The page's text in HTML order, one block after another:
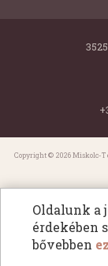
Oldalunk a
érdekében
bővebben
Copyright © 2026 Miskolc-